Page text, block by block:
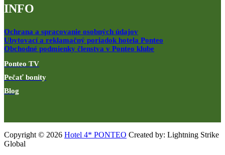
INFO
Ochrana a spracovanie osobných údajov
Ubytovací a reklamačný poriadok hotela Ponteo
Obchodné podmienky členstva v Ponteo klube
Ponteo TV
Pečať bonity
Blog
Copyright © 2026 Hotel 4* PONTEO Created by: Lightning Strike
Global